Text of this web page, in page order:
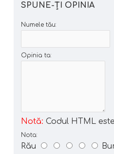
SPUNE-ŢI OPINIA
Numele tău:
Opinia ta:
Notă: Codul HTML
Nota:
Rău